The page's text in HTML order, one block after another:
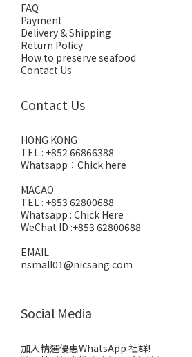
FAQ
Payment
Delivery & Shipping
Return Policy
How to preserve seafood
Contact Us
Contact Us
HONG KONG
TEL : +852 66866388
Whatsapp： Chick here
MACAO
TEL : +853 62800688
Whatsapp : Chick Here
WeChat ID :+853 62800688
EMAIL
nsmall01@nicsang.com
Social Media
加入精選優惠WhatsApp 社群!